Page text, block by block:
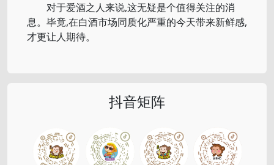
对于爱酒之人来说,这无疑是个值得关注的消
息。毕竟,在白酒市场同质化严重的今天带来新鲜感,
才更让人期待。
抖音矩阵